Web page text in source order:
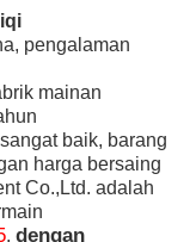
pengalaman
mainan
baik, barang
harga bersaing
Co.,Ltd. adalah
,dengan